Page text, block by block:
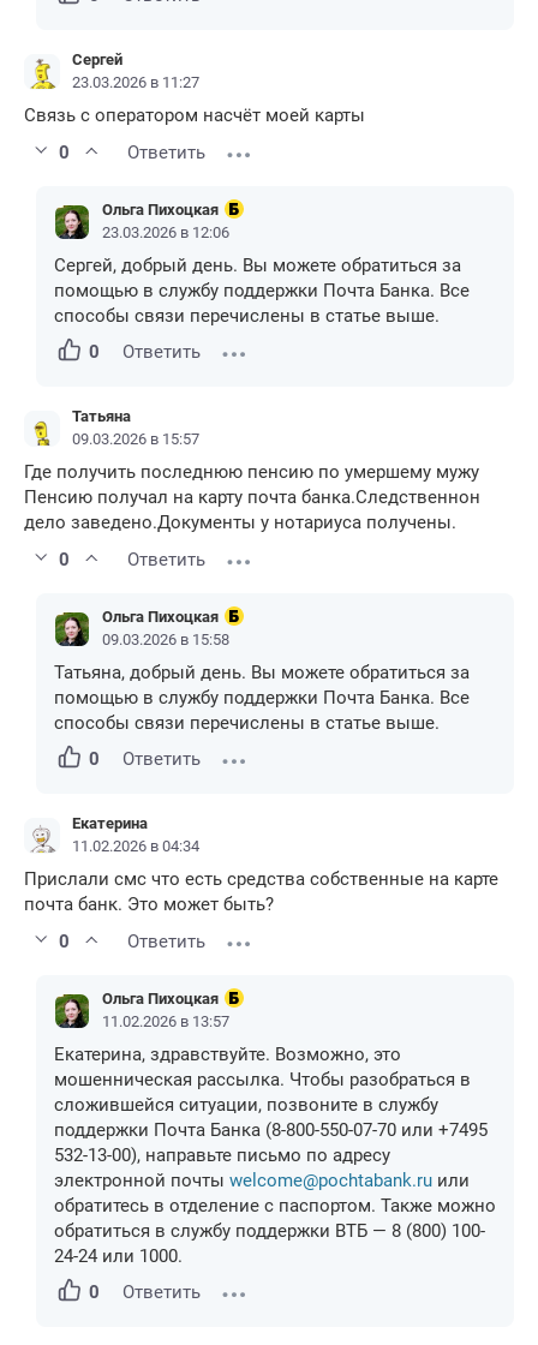
Сергей
23.03.2026 в 11:27
Связь с оператором насчёт моей карты
0
Ответить
Ольга Пихоцкая
23.03.2026 в 12:06
Сергей, добрый день. Вы можете обратиться за
помощью в службу поддержки Почта Банка. Все
способы связи перечислены в статье выше.
0
Ответить
Татьяна
09.03.2026 в 15:57
Где получить последнюю пенсию по умершему мужу
Пенсию получал на карту почта банка.Следственнон
дело заведено.Документы у нотариуса получены.
0
Ответить
Ольга Пихоцкая
09.03.2026 в 15:58
Татьяна, добрый день. Вы можете обратиться за
помощью в службу поддержки Почта Банка. Все
способы связи перечислены в статье выше.
0
Ответить
Екатерина
11.02.2026 в 04:34
Прислали смс что есть средства собственные на карте
почта банк. Это может быть?
0
Ответить
Ольга Пихоцкая
11.02.2026 в 13:57
Екатерина, здравствуйте. Возможно, это
мошенническая рассылка. Чтобы разобраться в
сложившейся ситуации, позвоните в службу
поддержки Почта Банка (8-800-550-07-70 или +7495
532-13-00), направьте письмо по адресу
электронной почты welcome@pochtabank.ru или
обратитесь в отделение с паспортом. Также можно
обратиться в службу поддержки ВТБ — 8 (800) 100-
24-24 или 1000.
0
Ответить